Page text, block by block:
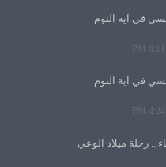
في آية النوم
في آية النوم
رحلة ميلاد الوعي